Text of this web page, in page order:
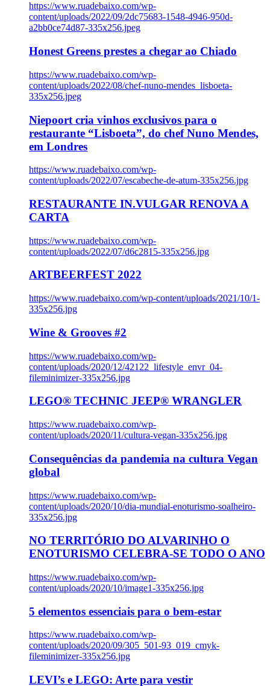
https://www.ruadebaixo.com/wp-
content/uploads/2022/09/2dc75683-1548-4946-950d-
a2bb0ce74d87-335x256.jpeg
Honest Greens prestes a chegar ao Chiado
https://www.ruadebaixo.com/wp-
content/uploads/2022/08/chef-nuno-mendes_lisboeta-
335x256.jpeg
Niepoort cria vinhos exclusivos para o
restaurante “Lisboeta”, do chef Nuno Mendes,
em Londres
https://www.ruadebaixo.com/wp-
content/uploads/2022/07/escabeche-de-atum-335x256.jpg
RESTAURANTE IN.VULGAR RENOVA A
CARTA
https://www.ruadebaixo.com/wp-
content/uploads/2022/07/d6c2815-335x256.jpg
ARTBEERFEST 2022
https://www.ruadebaixo.com/wp-content/uploads/2021/10/1-
335x256.jpg
Wine & Grooves #2
https://www.ruadebaixo.com/wp-
content/uploads/2020/12/42122_lifestyle_envr_04-
fileminimizer-335x256.jpg
LEGO® TECHNIC JEEP® WRANGLER
https://www.ruadebaixo.com/wp-
content/uploads/2020/11/cultura-vegan-335x256.jpg
Consequências da pandemia na cultura Vegan
global
https://www.ruadebaixo.com/wp-
content/uploads/2020/10/dia-mundial-enoturismo-soalheiro-
335x256.jpg
NO TERRITÓRIO DO ALVARINHO O
ENOTURISMO CELEBRA-SE TODO O ANO
https://www.ruadebaixo.com/wp-
content/uploads/2020/10/image1-335x256.jpg
5 elementos essenciais para o bem-estar
https://www.ruadebaixo.com/wp-
content/uploads/2020/09/305_501-93_019_cmyk-
fileminimizer-335x256.jpg
LEVI’s e LEGO: Arte para vestir